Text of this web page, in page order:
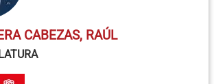
CABEZAS, RAÚL